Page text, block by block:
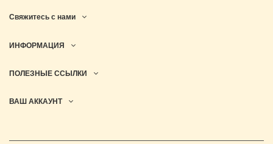
Свяжитесь с нами
ИНФОРМАЦИЯ
ПОЛЕЗНЫЕ ССЫЛКИ
ВАШ АККАУНТ